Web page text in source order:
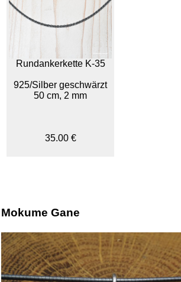
Rundankerkette K-35
925/Silber geschwärzt
50 cm, 2 mm
35.00 €
Mokume Gane